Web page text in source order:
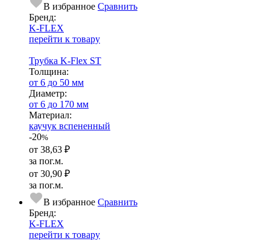
В избранное Сравнить
Бренд:
K-FLEX
перейти к товару
Трубка K-Flex ST
Тол­щи­на:
от 6 до 50 мм
Диаметр:
от 6 до 170 мм
Ма­­те­­ри­­ал:
каучук вспененный
-20%
от 38,63 ₽
за пог.м.
от 30,90 ₽
за пог.м.
В избранное Сравнить
Бренд:
K-FLEX
перейти к товару